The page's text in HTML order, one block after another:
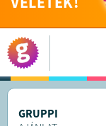
GRUPPI